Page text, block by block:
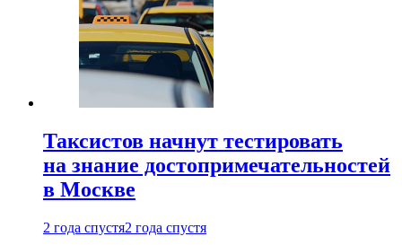
Таксистов начнут тестировать
на знание достопримечательностей
в Москве
2 года спустя2 года спустя